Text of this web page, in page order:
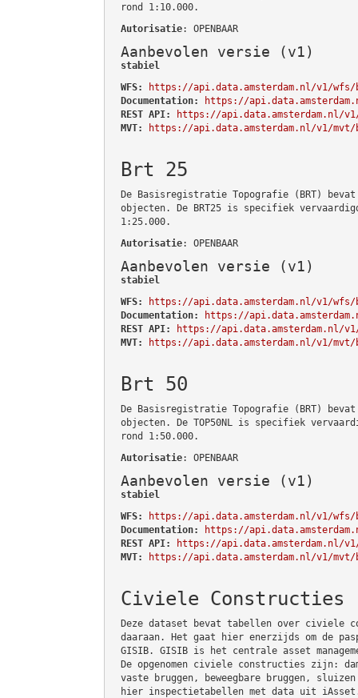
rond 1:10.000.
Autorisatie: OPENBAAR
Aanbevolen versie (v1)
stabiel
WFS:
https://api.data.amsterdam.nl/v1/wfs/
Documentation:
https://
REST API:
https://api.data.amsterdam.nl/
MVT:
https://api.data.amsterdam.nl/v1/mvt/
Brt 25
De Basisregistratie Topografie (BRT)
objecten. De BRT25 is specifiek
1:25.000.
Autorisatie: OPENBAAR
Aanbevolen versie (v1)
stabiel
WFS:
https://api.data.amsterdam.nl/v1/wfs/
Documentation:
https://
REST API:
https://api.data.amsterdam.nl/
MVT:
https://api.data.amsterdam.nl/v1/mvt/
Brt 50
De Basisregistratie Topografie (BRT)
objecten. De TOP50NL is specifiek
rond 1:50.000.
Autorisatie: OPENBAAR
Aanbevolen versie (v1)
stabiel
WFS:
https://api.data.amsterdam.nl/v1/wfs/
Documentation:
https://
REST API:
https://api.data.amsterdam.nl/
MVT:
https://api.data.amsterdam.nl/v1/mvt/
Civiele Constructies
Deze dataset bevat tabellen over civiele
daaraan. Het gaat hier enerzijds om de
GISIB. GISIB is het centrale asset
De opgenomen civiele constructies zijn:
vaste bruggen, beweegbare bruggen,
hier inspectietabellen met data uit